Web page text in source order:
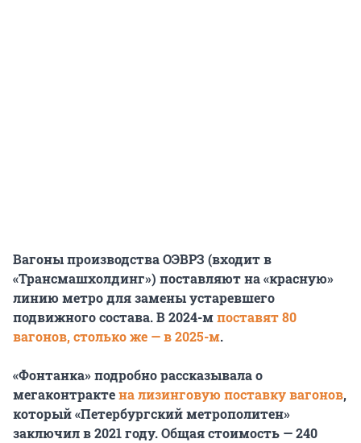
Вагоны производства ОЭВРЗ (входит в
«Трансмашхолдинг») поставляют на «красную»
линию метро для замены устаревшего
подвижного состава. В 2024-мпоставят 80
вагонов, столько же — в 2025-м.
«Фонтанка» подробно рассказывала о
мегаконтрактена лизинговую поставку вагонов,
который «Петербургский метрополитен»
заключил в 2021 году. Общая стоимость — 240